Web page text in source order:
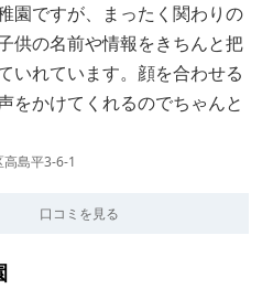
園ですが、まったく関わりの
供の名前や情報をきちんと把
いれています。顔を合わせる
をかけてくれるのでちゃんと
島平3-6-1
口コミを見る